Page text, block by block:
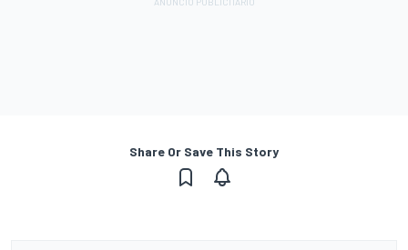
Share Or Save This Story